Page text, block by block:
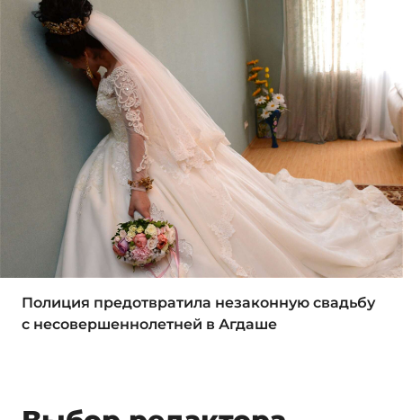
Полиция предотвратила незаконную свадьбу
с несовершеннолетней в Агдаше